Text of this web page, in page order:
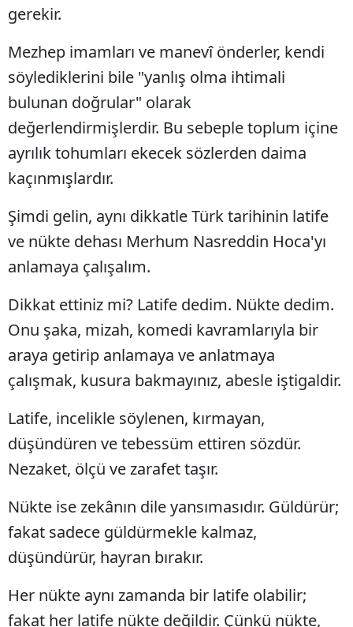
Kayseri
Kırklareli
Kocaeli
Malatya
Kahramanmaraş
Mardin
Muğla
Nevşehir
Rize
Samsun
gerekir.
Mezhep imamları ve manevî önderler, kendi
söylediklerini bile "yanlış olma ihtimali
bulunan doğrular" olarak
değerlendirmişlerdir. Bu sebeple toplum içine
ayrılık tohumları ekecek sözlerden daima
kaçınmışlardır.
Şimdi gelin, aynı dikkatle Türk tarihinin latife
ve nükte dehası Merhum Nasreddin Hoca'yı
anlamaya çalışalım.
Dikkat ettiniz mi? Latife dedim. Nükte dedim.
Onu şaka, mizah, komedi kavramlarıyla bir
araya getirip anlamaya ve anlatmaya
çalışmak, kusura bakmayınız, abesle iştigaldir.
Latife, incelikle söylenen, kırmayan,
düşündüren ve tebessüm ettiren sözdür.
Nezaket, ölçü ve zarafet taşır.
Nükte ise zekânın dile yansımasıdır. Güldürür;
fakat sadece güldürmekle kalmaz,
düşündürür, hayran bırakır.
Her nükte aynı zamanda bir latife olabilir;
fakat her latife nükte değildir. Çünkü nükte,